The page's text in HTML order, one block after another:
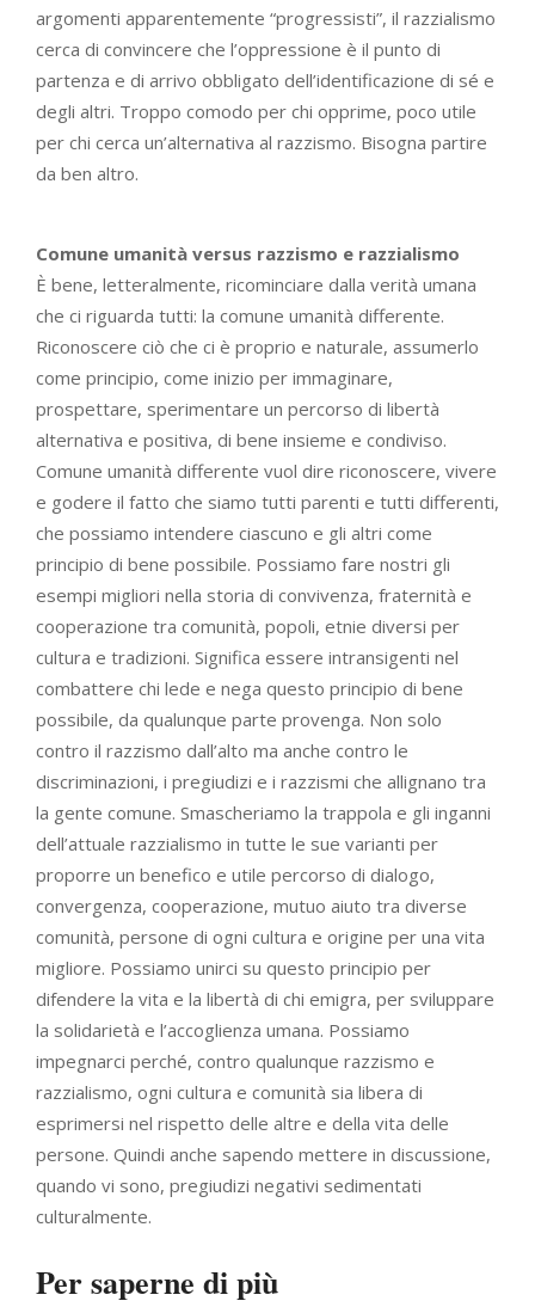
argomenti apparentemente “progressisti”, il razzialismo
cerca di convincere che l’oppressione è il punto di
partenza e di arrivo obbligato dell’identificazione di sé e
degli altri. Troppo comodo per chi opprime, poco utile
per chi cerca un’alternativa al razzismo. Bisogna partire
da ben altro.
Comune umanità versus razzismo e razzialismo
È bene, letteralmente, ricominciare dalla verità umana
che ci riguarda tutti: la comune umanità differente.
Riconoscere ciò che ci è proprio e naturale, assumerlo
come principio, come inizio per immaginare,
prospettare, sperimentare un percorso di libertà
alternativa e positiva, di bene insieme e condiviso.
Comune umanità differente vuol dire riconoscere, vivere
e godere il fatto che siamo tutti parenti e tutti differenti,
che possiamo intendere ciascuno e gli altri come
principio di bene possibile. Possiamo fare nostri gli
esempi migliori nella storia di convivenza, fraternità e
cooperazione tra comunità, popoli, etnie diversi per
cultura e tradizioni. Significa essere intransigenti nel
combattere chi lede e nega questo principio di bene
possibile, da qualunque parte provenga. Non solo
contro il razzismo dall’alto ma anche contro le
discriminazioni, i pregiudizi e i razzismi che allignano tra
la gente comune. Smascheriamo la trappola e gli inganni
dell’attuale razzialismo in tutte le sue varianti per
proporre un benefico e utile percorso di dialogo,
convergenza, cooperazione, mutuo aiuto tra diverse
comunità, persone di ogni cultura e origine per una vita
migliore. Possiamo unirci su questo principio per
difendere la vita e la libertà di chi emigra, per sviluppare
la solidarietà e l’accoglienza umana. Possiamo
impegnarci perché, contro qualunque razzismo e
razzialismo, ogni cultura e comunità sia libera di
esprimersi nel rispetto delle altre e della vita delle
persone. Quindi anche sapendo mettere in discussione,
quando vi sono, pregiudizi negativi sedimentati
culturalmente.
Per saperne di più